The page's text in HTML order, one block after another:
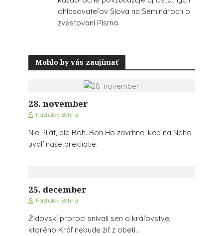
ohlasovateľov Slova na Seminároch o
zvestovaní Písma.
Mohlo by vás zaujímať
28. november
Rastislav Betina
Nie Pilát, ale Boh. Boh Ho zavrhne, keď na Neho
uvalí naše prekliatie.
25. december
Rastislav Betina
Židovskí proroci snívali sen o kráľovstve,
ktorého Kráľ nebude žiť z obetí...